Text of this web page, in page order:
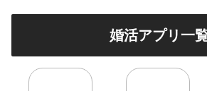
婚活アプリ一